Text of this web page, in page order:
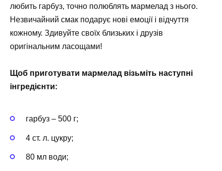
любить гарбуз, точно полюблять мармелад з нього.
Незвичайний смак подарує нові емоції і відчуття
кожному. Здивуйте своїх близьких і друзів
оригінальним ласощами!
Щоб приготувати мармелад візьміть наступні
інгредієнти:
гарбуз – 500 г;
4 ст. л. цукру;
80 мл води;